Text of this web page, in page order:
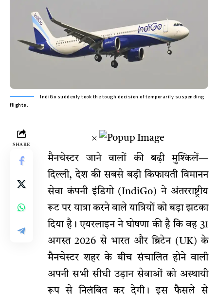
IndiGo suddenly took the tough decision of temporarily suspending
flights.
SHARE
×
मैनचेस्टर जाने वालों की बढ़ी मुश्किलें—
दिल्ली, देश की सबसे बड़ी किफायती विमानन
सेवा कंपनी इंडिगो (IndiGo) ने अंतरराष्ट्रीय
रूट पर यात्रा करने वाले यात्रियों को बड़ा झटका
दिया है। एयरलाइन ने घोषणा की है कि वह 31
अगस्त 2026 से भारत और ब्रिटेन (UK) के
मैनचेस्टर शहर के बीच संचालित होने वाली
अपनी सभी सीधी उड़ान सेवाओं को अस्थायी
रूप से निलंबित कर देगी। इस फैसले से